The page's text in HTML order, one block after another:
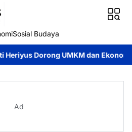
Sosial Budaya
UMKM dan Ekonomi Lokal
Ad